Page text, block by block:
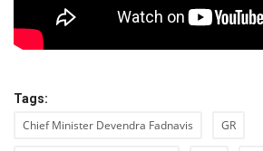
Tags:
Chief Minister Devendra Fadnavis GR